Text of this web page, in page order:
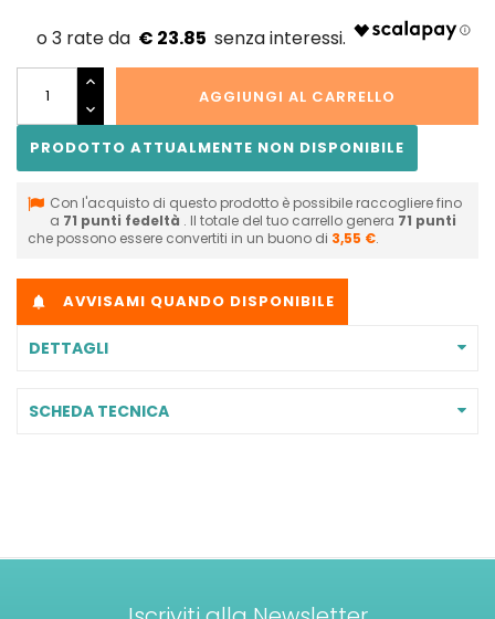
€ 23.85
AGGIUNGI AL CARRELLO
PRODOTTO ATTUALMENTE NON DISPONIBILE
Con l'acquisto di questo prodotto è possibile raccogliere fino
a 71 punti fedeltà . Il totale del tuo carrello genera 71 punti
che possono essere convertiti in un buono di 3,55 €.
 AVVISAMI QUANDO DISPONIBILE
DETTAGLI
SCHEDA TECNICA